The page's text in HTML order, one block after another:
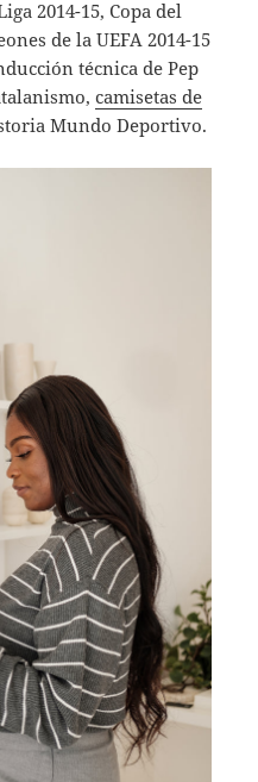
2014-15, Copa del
de la UEFA 2014-15
técnica de Pep
camisetas de
Mundo Deportivo.